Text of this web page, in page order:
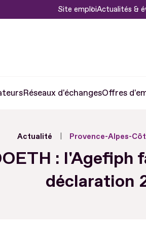
Site emploiActualités &
Réseaux d'échangesOffres
Actualité Provence-Alpes-
: l'Agefiph
déclaration